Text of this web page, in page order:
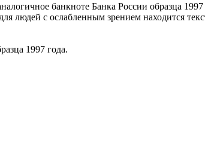
банкноте Банка России образца 1997
людей с ослабленным зрением
1997 года.